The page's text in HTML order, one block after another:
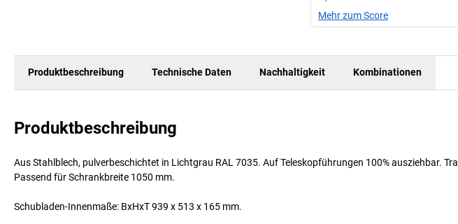
Mehr zum Score
Produktbeschreibung Technische Daten Nachhaltigkeit Kombinationen
Produktbeschreibung
Aus Stahlblech, pulverbeschichtet in Lichtgrau RAL 7035. Auf Teleskopführungen 100% ausziehbar.
Passend für Schrankbreite 1050 mm.
Schubladen-Innenmaße: BxHxT 939 x 513 x 165 mm.